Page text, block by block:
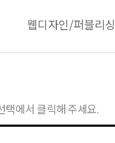
웹디자인/퍼블리싱
택에서 클릭해 주세요.